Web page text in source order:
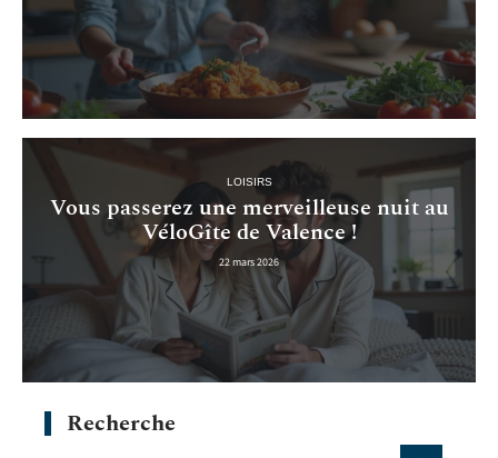
LOISIRS
Vous passerez une merveilleuse nuit au
VéloGîte de Valence !
22 mars 2026
Recherche